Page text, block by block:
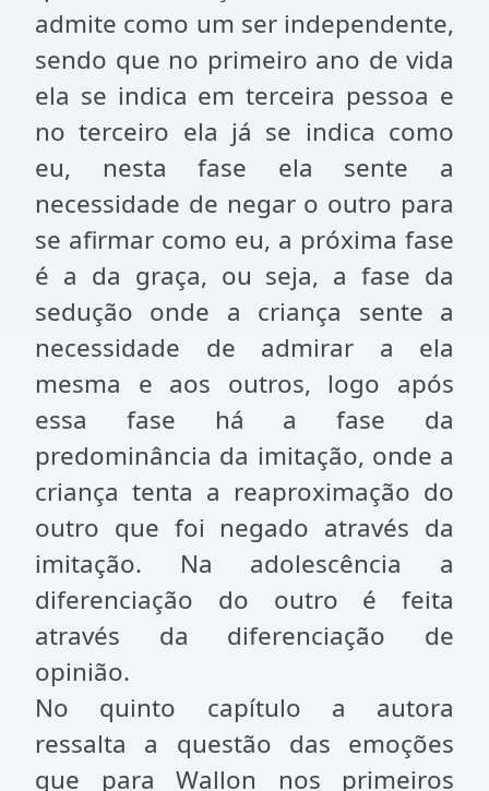
admite como um ser independente,
sendo que no primeiro ano de vida
ela se indica em terceira pessoa e
no terceiro ela já se indica como
eu, nesta fase ela sente a
necessidade de negar o outro para
se afirmar como eu, a próxima fase
é a da graça, ou seja, a fase da
sedução onde a criança sente a
necessidade de admirar a ela
mesma e aos outros, logo após
essa fase há a fase da
predominância da imitação, onde a
criança tenta a reaproximação do
outro que foi negado através da
imitação. Na adolescência a
diferenciação do outro é feita
através da diferenciação de
opinião.
No quinto capítulo a autora
ressalta a questão das emoções
que para Wallon nos primeiros